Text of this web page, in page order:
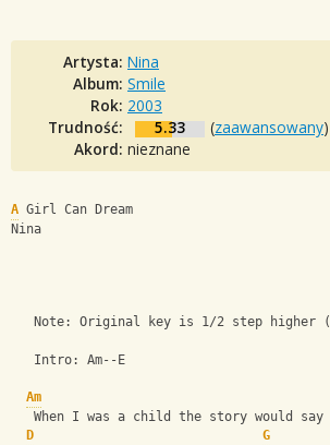
Artysta: Nina
Album: Smile
Rok: 2003
Trudność:
5.33 (zaawansowany)
Akord: nieznane
A Girl Can Dream
Nina
   Note: Original key is 1/2 step higher (
   Intro: Am--E
Am
   When I was a child the story would say
D
G